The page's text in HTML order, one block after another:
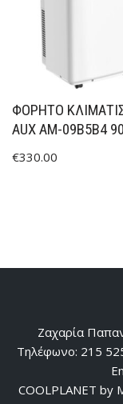
ΦΟΡΗΤΌ
AUX AM-09B5B4
€330.00
Ζαχαρία
Τηλέφωνο: 215
COOLPLANET by